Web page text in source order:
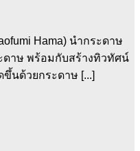
Hama) นำกระดาษ
ดาษ พร้อมกับสร้างทิวทัศน์
นด้วยกระดาษ [...]